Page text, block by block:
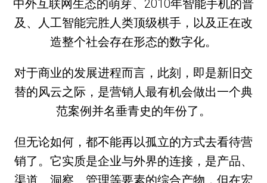
中外互联网生态的萌芽、2010年智能手机的普
及、人工智能完胜人类顶级棋手，以及正在改
造整个社会存在形态的数字化。
对于商业的发展进程而言，此刻，即是新旧交
替的风云之际，是营销人最有机会做出一个典
范案例并名垂青史的年份了。
但无论如何，都不能再以孤立的方式去看待营
销了。它实质是企业与外界的连接，是产品、
渠道、洞察、管理等要素的综合产物，但在宏